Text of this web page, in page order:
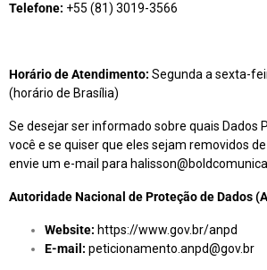
Telefone: +55 (81) 3019-3566
Horário de Atendimento: Segunda a sexta-
(horário de Brasília)
Se desejar ser informado sobre quais Dados
você e se quiser que eles sejam removidos
envie um e-mail para
Autoridade Nacional de Proteção de Dados
Website: https://www.gov.br/anpd
E-mail: peticionamento.anpd@gov.br